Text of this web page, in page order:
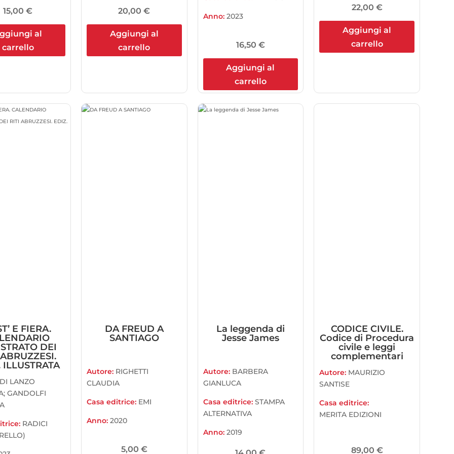
15,00€
al
carrello
20,00€
Aggiungi al
carrello
Anno: 2023
16,50 €
Aggiungi al
carrello
22,00 €
Aggiungi al
carrello
E FIERA.
DEI
ILLUSTRATA
LANZO
GANDOLFI
RADICI
DA FREUD A
SANTIAGO
Autore: RIGHETTI
CLAUDIA
Casa editrice: EMI
Anno:2020
5,00 €
La leggenda di
Jesse James
Autore: BARBERA
GIANLUCA
Casa editrice: STAMPA
ALTERNATIVA
Anno: 2019
CODICE CIVILE.
Codice di Procedura
civile e leggi
complementari
Autore: MAURIZIO
SANTISE
Casa editrice:
MERITA EDIZIONI
89,00 €